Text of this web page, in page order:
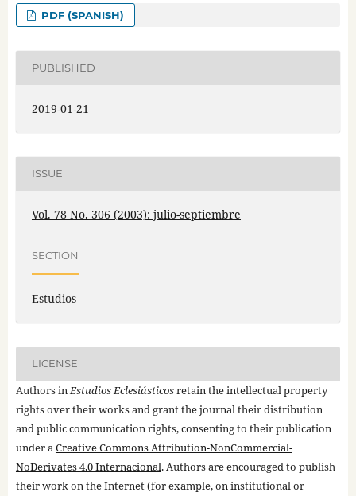
PDF (SPANISH)
PUBLISHED
2019-01-21
ISSUE
Vol. 78 No. 306 (2003): julio-septiembre
SECTION
Estudios
LICENSE
Authors inEstudios Eclesiásticosretain the intellectual property
rights over their works and grant the journal their distribution
and public communication rights, consenting to their publication
under aCreative Commons Attribution-NonCommercial-
NoDerivates 4.0 Internacional. Authors are encouraged to publish
their work on the Internet (for example, on institutional or